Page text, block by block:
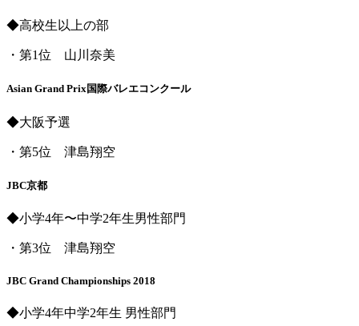
◆高校生以上の部
・第1位 山川奈美
Asian Grand Prix国際バレエコンクール
◆大阪予選
・第5位 津島翔空
JBC京都
◆小学4年〜中学2年生男性部門
・第3位 津島翔空
JBC Grand Championships 2018
◆小学4年中学2年生 男性部門